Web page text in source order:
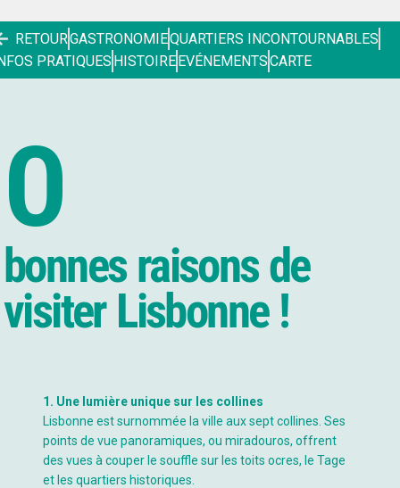
RETOURGASTRONOMIEQUARTIERS INCONTOURNABLES
PRATIQUES HISTOIREEVÉNEMENTSCARTE
bonnes raisons de
visiter Lisbonne !
0
1. Une lumière unique sur les collines
Lisbonne est surnommée la ville aux sept collines. Ses
points de vue panoramiques, ou miradouros, offrent
des vues à couper le souffle sur les toits ocres, le Tage
et les quartiers historiques.